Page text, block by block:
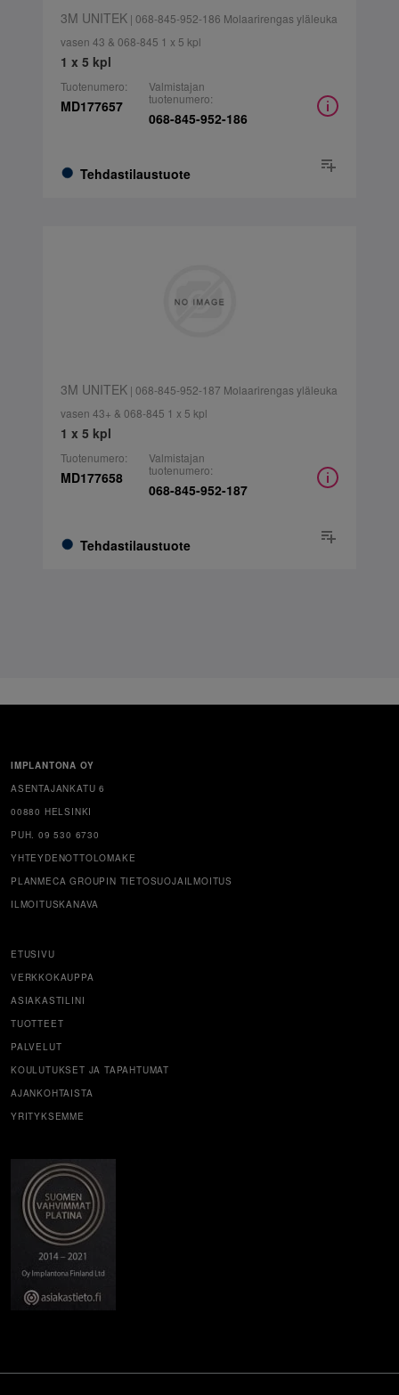
3M UNITEK| 068-845-952-186 Molaarirengas yläleuka
vasen 43 & 068-845 1 x 5 kpl
1 x 5 kpl
Tuotenumero:
MD177657
Tehdastilaustuote
Valmistajan
tuotenumero:
068-845-952-186
3M UNITEK| 068-845-952-187 Molaarirengas yläleuka
vasen 43+ & 068-845 1 x 5 kpl
1 x 5 kpl
Tuotenumero:
MD177658
Tehdastilaustuote
Valmistajan
tuotenumero:
068-845-952-187
IMPLANTONA OY
ASENTAJANKATU 6
00880 HELSINKI
PUH. 09 530 6730
YHTEYDENOTTOLOMAKE
PLANMECA GROUPIN TIETOSUOJAILMOITUS
ILMOITUSKANAVA
ETUSIVU
VERKKOKAUPPA
ASIAKASTILINI
TUOTTEET
PALVELUT
KOULUTUKSET JA TAPAHTUMAT
AJANKOHTAISTA
YRITYKSEMME